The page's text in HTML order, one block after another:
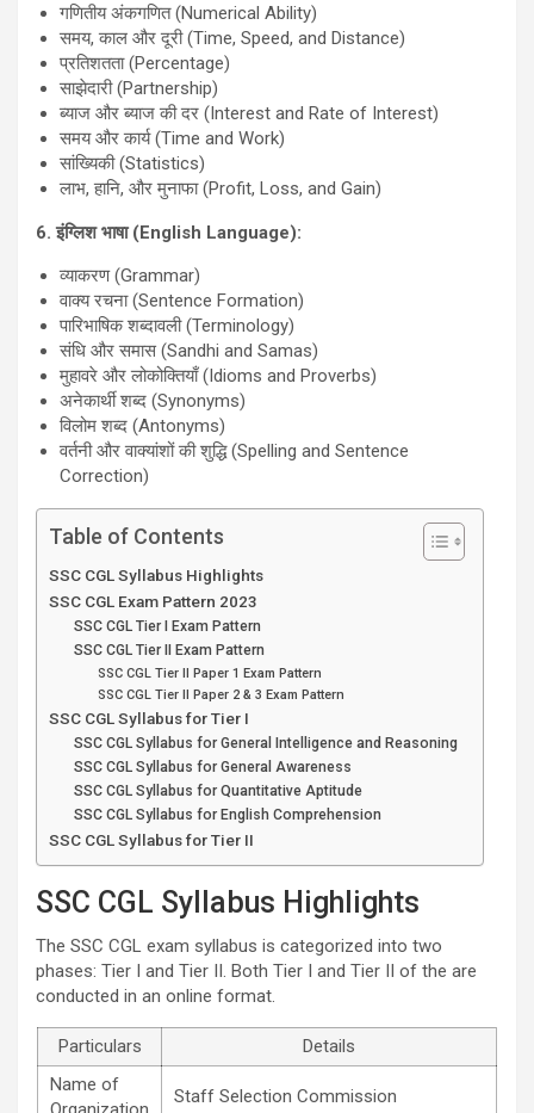
गणितीय अंकगणित (Numerical Ability)
समय, काल और दूरी (Time, Speed, and Distance)
प्रतिशतता (Percentage)
साझेदारी (Partnership)
ब्याज और ब्याज की दर (Interest and Rate of Interest)
समय और कार्य (Time and Work)
सांख्यिकी (Statistics)
लाभ, हानि, और मुनाफा (Profit, Loss, and Gain)
6.इंग्लिश भाषा (English Language):
व्याकरण (Grammar)
वाक्य रचना (Sentence Formation)
पारिभाषिक शब्दावली (Terminology)
संधि और समास (Sandhi and Samas)
मुहावरे और लोकोक्तियाँ (Idioms and Proverbs)
अनेकार्थी शब्द (Synonyms)
विलोम शब्द (Antonyms)
वर्तनी और वाक्यांशों की शुद्धि (Spelling and Sentence
Correction)
Table of Contents
SSC CGL Syllabus Highlights
SSC CGL Exam Pattern 2023
SSC CGL Tier I Exam Pattern
SSC CGL Tier II Exam Pattern
SSC CGL Tier II Paper 1 Exam Pattern
SSC CGL Tier II Paper 2 & 3 Exam Pattern
SSC CGL Syllabus for Tier I
SSC CGL Syllabus for General Intelligence and Reasoning
SSC CGL Syllabus for General Awareness
SSC CGL Syllabus for Quantitative Aptitude
SSC CGL Syllabus for English Comprehension
SSC CGL Syllabus for Tier II
SSC CGL Syllabus Highlights
The SSC CGL exam syllabus is categorized into two
phases: Tier I and Tier II. Both Tier I and Tier II of the are
conducted in an online format.
Particulars
Details
Name of
Staff Selection Commission